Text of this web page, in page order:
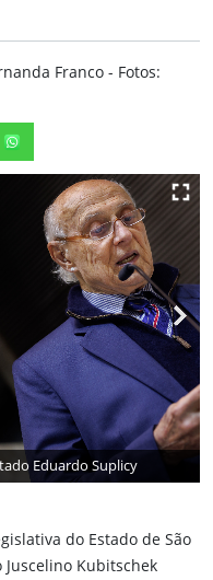
Franco - Fotos:
Clique para ver a imagem
do Estado de São
Kubitschek